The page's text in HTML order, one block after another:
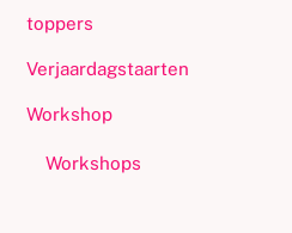
toppers
Verjaardagstaarten
Workshop
Workshops